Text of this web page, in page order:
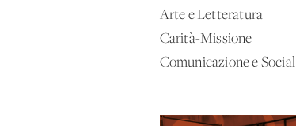
Arte e Letteratura
Carità-Missione
Comunicazione e Social